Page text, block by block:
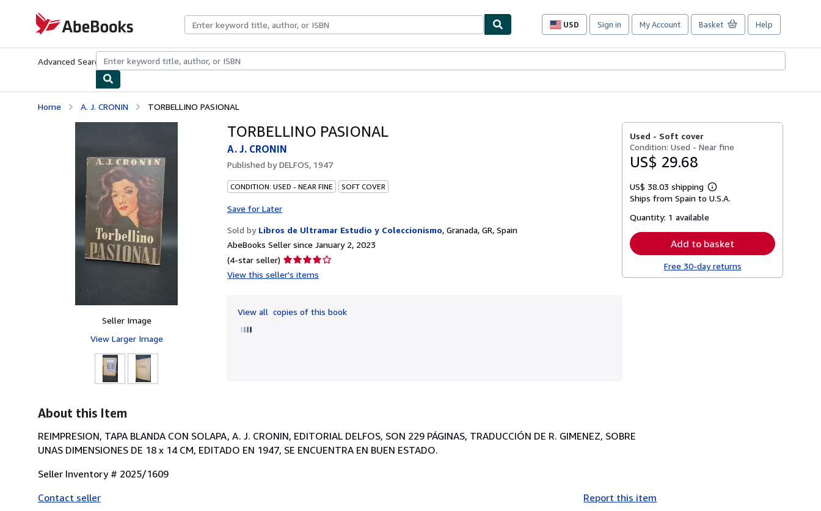
AbeBooks.com
USD
Site
preferences
Sign in My Account Basket Help
Advanced Search Browse CollectionsRare BooksArt & Collectibles
Home A. J. CRONIN TORBELLINO PASIONAL
Seller Image
View Larger Image
TORBELLINO PASIONAL
A. J. CRONIN
Published byDELFOS, 1947
CONDITION: USED - NEAR FINE SOFT COVER
Save for Later
Sold by Libros de Ultramar Estudio y Coleccionismo, Granada, GR, Spain
AbeBooks Seller since January 2, 2023
(4-star seller) Seller
rating
of
5
View this seller's items
View all copies of this book
Used - Soft cover
Condition: Used - Near fine
US$ 29.68
US$ 38.03 shipping
Learn
more
Ships from Spain to U.S.A.
Quantity: 1 available
Add to basket
Free 30-day returns
About this Item
REIMPRESION, TAPA BLANDA CON SOLAPA, A. J. CRONIN, EDITORIAL DELFOS, SON 229 PÁGINAS, TRADUCCIÓN DE R. GIMENEZ, SOBRE
UNAS DIMENSIONES DE 18 x 14 CM, EDITADO EN 1947, SE ENCUENTRA EN BUEN ESTADO.
Seller Inventory # 2025/1609
Contact seller
Report this item